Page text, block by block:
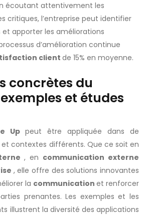
écoutant attentivement les
critiques, l’entreprise peut identifier
et apporter les améliorations
d’amélioration continue
client de 15% en moyenne.
concrètes du
et études
Up peut être appliquée dans de
contextes différents. Que ce soit en
, en communication externe
, elle offre des solutions innovantes
la communication et renforcer
prenantes. Les exemples et les
illustrent la diversité des applications